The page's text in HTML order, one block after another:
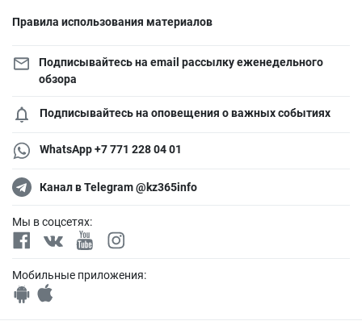
Правила использования материалов
Подписывайтесь на email рассылку еженедельного
обзора
Подписывайтесь на оповещения о важных событиях
WhatsApp +7 771 228 04 01
Канал в Telegram @kz365info
Мы в соцсетях:
Мобильные приложения: